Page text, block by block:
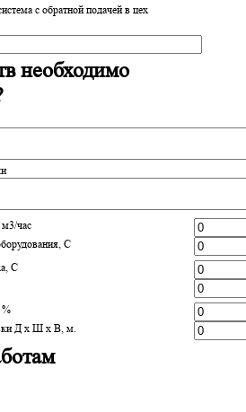
с обратной подачей в цех
необходимо
м3/час
С
С
%
Д х Ш х В, м.